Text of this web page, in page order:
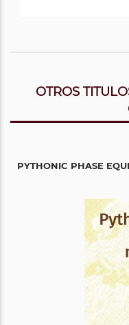
OTROS
PYTHONIC PHASE